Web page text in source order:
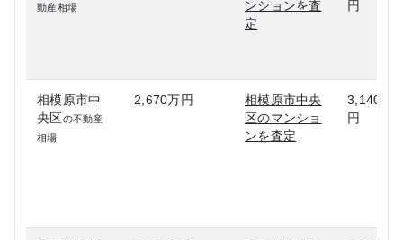
動産相場
ンションを査
定
円
相模原市中
央区の不動産
相場
2,670万円
相模原市中央
区のマンショ
ンを査定
3,140万
円